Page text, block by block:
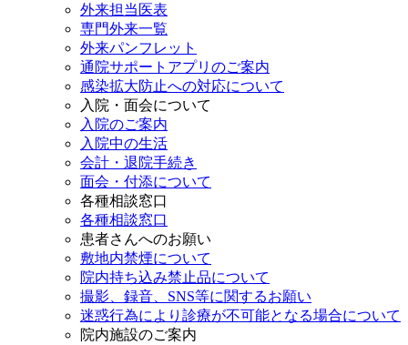
外来担当医表
専門外来一覧
外来パンフレット
通院サポートアプリのご案内
感染拡大防止への対応について
入院・面会について
入院のご案内
入院中の生活
会計・退院手続き
面会・付添について
各種相談窓口
各種相談窓口
患者さんへのお願い
敷地内禁煙について
院内持ち込み禁止品について
撮影、録音、SNS等に関するお願い
迷惑行為により診療が不可能となる場合について
院内施設のご案内